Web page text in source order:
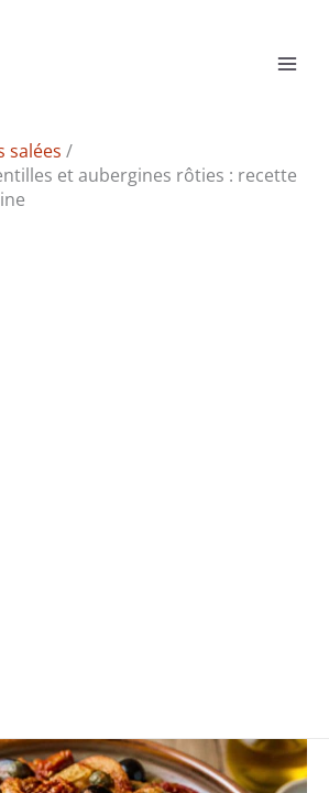
salées
et aubergines rôties : recette